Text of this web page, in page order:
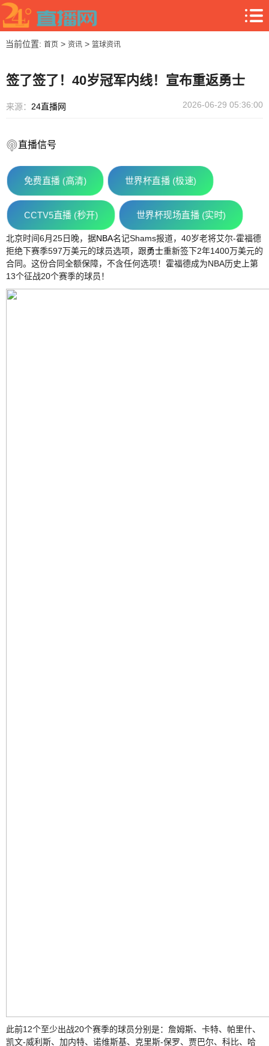
当前位置: 首页> 资讯> 篮球资讯
签了签了！40岁冠军内线！宣布重返勇士
来源： 24直播网 2026-06-29 05:36:00
直播信号
免费直播 (高清) 世界杯直播 (极速)
CCTV5直播 (秒开) 世界杯现场直播 (实时)
北京时间6月25日晚，据NBA名记Shams报道，40岁老将艾尔-霍福德
拒绝下赛季597万美元的球员选项，跟勇士重新签下2年1400万美元的
合同。这份合同全额保障，不含任何选项！霍福德成为NBA历史上第
13个征战20个赛季的球员！
此前12个至少出战20个赛季的球员分别是：詹姆斯、卡特、帕里什、
凯文-威利斯、加内特、诺维斯基、克里斯-保罗、贾巴尔、科比、哈